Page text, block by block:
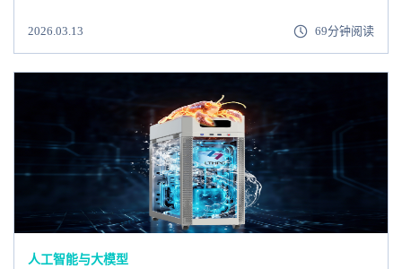
2026.03.13 69分钟阅读
人工智能与大模型